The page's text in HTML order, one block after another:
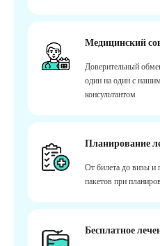
Медицинский
Доверительный
один на один с
консультантом
Планирование
От билета до визы и
пакетов при
Бесплатное